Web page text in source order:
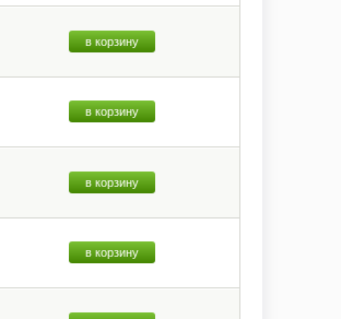
в корзину
в корзину
в корзину
в корзину